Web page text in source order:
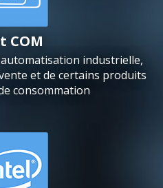
COM
industrielle,
et de certains produits
consommation